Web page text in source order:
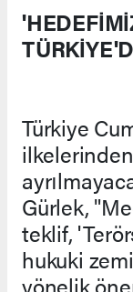
Türkiye
Gürlek,
teklif,
hukuki
yönelik